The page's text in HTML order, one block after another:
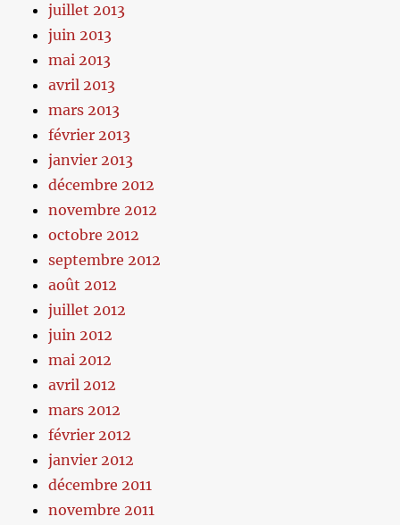
juillet 2013
juin 2013
mai 2013
avril 2013
mars 2013
février 2013
janvier 2013
décembre 2012
novembre 2012
octobre 2012
septembre 2012
août 2012
juillet 2012
juin 2012
mai 2012
avril 2012
mars 2012
février 2012
janvier 2012
décembre 2011
novembre 2011